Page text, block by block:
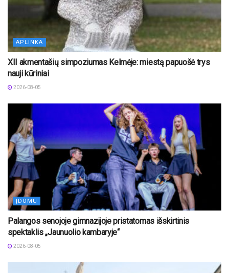
APLINKA
XII akmentašių simpoziumas Kelmėje: miestą papuošė trys
nauji kūriniai
2026-08-05
ĮDOMU
Palangos senojoje gimnazijoje pristatomas išskirtinis
spektaklis „Jaunuolio kambaryje“
2026-08-05